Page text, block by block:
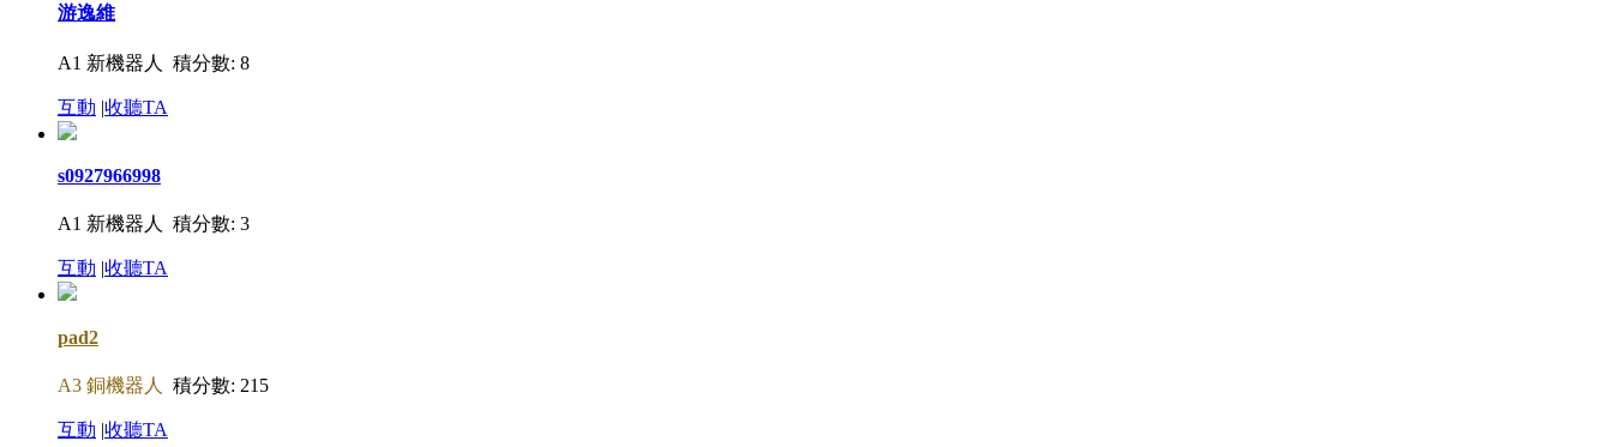
游逸維
A1 新機器人 積分數: 8
互動 |收聽TA
s0927966998
A1 新機器人 積分數: 3
互動 收聽TA
pad2
A3 銅機器人 積分數: 215
互動 |收聽TA